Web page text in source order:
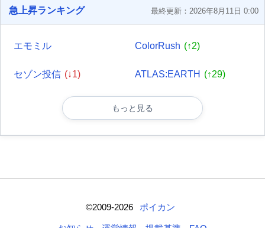
急上昇ランキング 最終更新：2026年8月11日 0:00
エモミル ColorRush (↑2)
セゾン投信 (↓1) ATLAS:EARTH (↑29)
もっと見る
©2009-2026 ポイカン